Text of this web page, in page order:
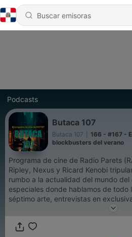
Podcasts
Butaca 107
Butaca 107
166 - #167 -
blockbusters del verano
Programa de cine de Radio Parets
Ripley, Nexus y Ricard Kenobi
rumbo a la actualidad del mundo
especiales donde hablamos de todo
séptimo arte, entrevistas en
plataformas. Siempre con un toque